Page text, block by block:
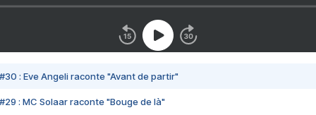
#30 : Eve Angeli raconte "Avant de partir"
#29 : MC Solaar raconte "Bouge de là"